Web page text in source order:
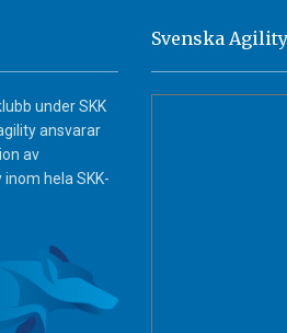
under SKK
ansvarar
av
hela SKK-
Svenska